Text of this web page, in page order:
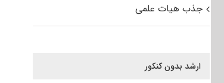
جذب هیات علمی
ارشد بدون کنکور